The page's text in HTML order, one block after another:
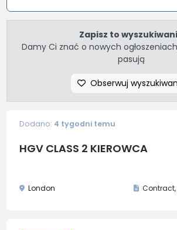
Zapisz to
Damy Ci znać o nowych
pasują
Obserwuj
Dodano: 4 tygodni temu
HGV CLASS 2 KIEROWCA
London Contract,